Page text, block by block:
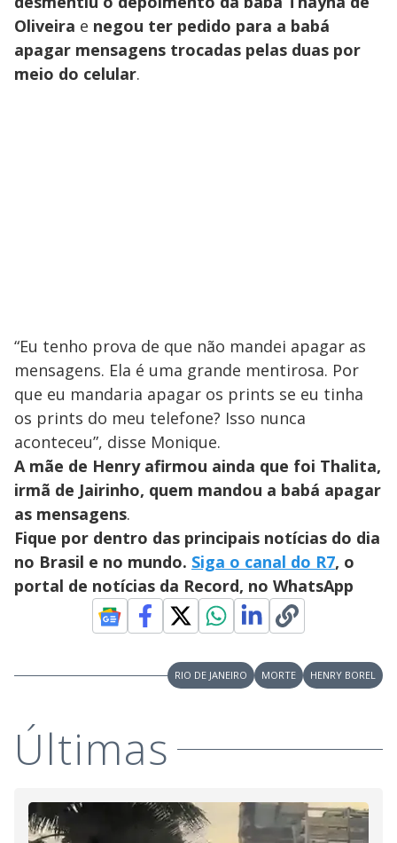
Oliveira e negou ter pedido para a babá
apagar mensagens trocadas pelas duas por
meio do celular.
“Eu tenho prova de que não mandei apagar as
mensagens. Ela é uma grande mentirosa. Por
que eu mandaria apagar os prints se eu tinha
os prints do meu telefone? Isso nunca
aconteceu”, disse Monique.
A mãe de Henry afirmou ainda que foi Thalita,
irmã de Jairinho, quem mandou a babá apagar
as mensagens.
Fique por dentro das principais notícias do dia
no Brasil e no mundo. Siga o canal do R7, o
portal de notícias da Record, no WhatsApp
RIO DE JANEIRO MORTE HENRY BOREL
Últimas